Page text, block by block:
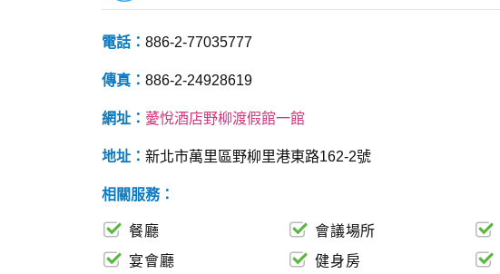
電話： 886-2-77035777
傳真： 886-2-24928619
網址： 薆悅酒店野柳渡假館一館
地址： 新北市萬里區野柳里港東路162-2號
相關服務：
餐廳 會議場所
宴會廳
健身房